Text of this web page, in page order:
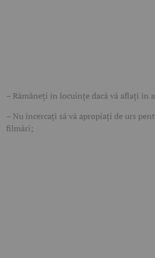
– Rămâneți în locuințe dacă vă aflați în
– Nu încercați să vă apropiați de urs
filmări;